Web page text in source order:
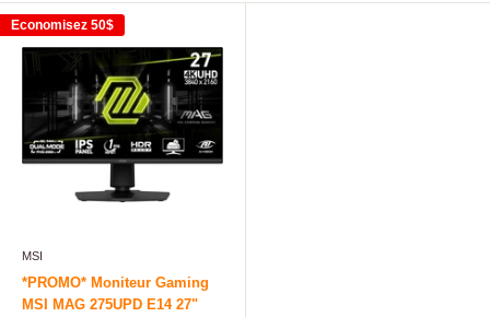
Economisez 50$
MSI
*PROMO* Moniteur Gaming
MSI MAG 275UPD E14 27"